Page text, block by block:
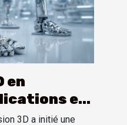
en
et
les
3D a initié une